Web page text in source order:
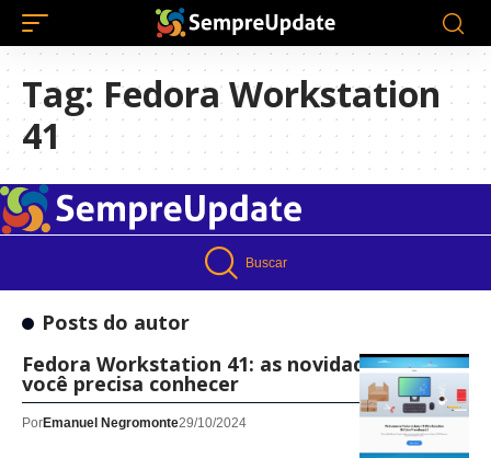
Tag: Fedora Workstation
41
Buscar
Posts do autor
Fedora Workstation 41: as novidades que
você precisa conhecer
PorEmanuel Negromonte29/10/2024